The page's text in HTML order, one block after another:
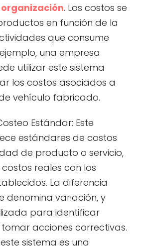
organización. Los costos se
en función de la
que consume
una empresa
utilizar este sistema
los costos asociados a
vehículo fabricado.
Estándar: Este
estándares de costos
de producto o servicio,
reales con los
La diferencia
denomina variación, y
para identificar
acciones correctivas.
sistema es una